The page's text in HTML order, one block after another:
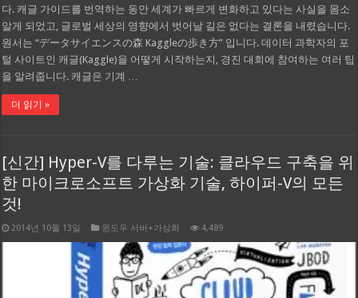
다. 캐글 가이드를 번역하는 동안 세계가 빠르게 변화하고 있다는 사실을 몸소
알게 되었고, 글로벌 세상의 영향에서 벗어날 길은 없다는 결론을 내렸습니다.
원서는 “データサイエンスの森 Kaggleの歩き方” 입니다. 데이터 과학자의 포
털 사이트인 캐글(Kaggle)을 어떻게 시작하는지, 경진 대회에 참여하는 여러 팁
을 알려줍니다. 캐글은 기계 …
더 읽기 »
[신간] Hyper-V를 다루는 기술: 클라우드 구축을 위
한 마이크로소프트 가상화 기술, 하이퍼-V의 모든
것!
2014년 10월 13일 윈도우 서버+가상화 4,489